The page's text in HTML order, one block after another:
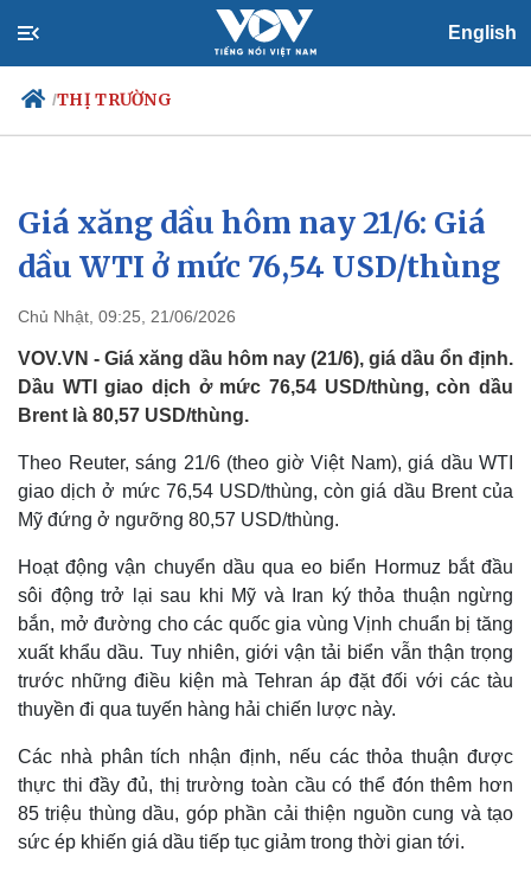
English
/THỊ TRƯỜNG
Chính trị
Đảng
Tổ chức nhân sự
Nhận diện sự thật
Xã hội
Tin 24h
Dự báo thời tiết
Việc làm
Biển đảo
Giá xăng dầu hôm nay 21/6: Giá
dầu WTI ở mức 76,54 USD/thùng
Chủ Nhật, 09:25, 21/06/2026
VOV.VN - Giá xăng dầu hôm nay (21/6), giá dầu ổn định.
Dầu WTI giao dịch ở mức 76,54 USD/thùng, còn dầu
Brent là 80,57 USD/thùng.
Theo Reuter, sáng 21/6 (theo giờ Việt Nam), giá dầu WTI
giao dịch ở mức 76,54 USD/thùng, còn giá dầu Brent của
Mỹ đứng ở ngưỡng 80,57 USD/thùng.
Hoạt động vận chuyển dầu qua eo biển Hormuz bắt đầu
sôi động trở lại sau khi Mỹ và Iran ký thỏa thuận ngừng
bắn, mở đường cho các quốc gia vùng Vịnh chuẩn bị tăng
xuất khẩu dầu. Tuy nhiên, giới vận tải biển vẫn thận trọng
trước những điều kiện mà Tehran áp đặt đối với các tàu
thuyền đi qua tuyến hàng hải chiến lược này.
Các nhà phân tích nhận định, nếu các thỏa thuận được
thực thi đầy đủ, thị trường toàn cầu có thể đón thêm hơn
85 triệu thùng dầu, góp phần cải thiện nguồn cung và tạo
sức ép khiến giá dầu tiếp tục giảm trong thời gian tới.